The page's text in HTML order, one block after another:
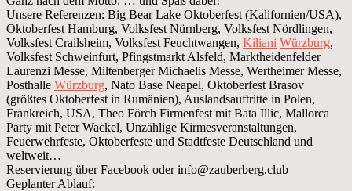
Unsere Referenzen: Big Bear Lake Oktoberfest (Kalifornien/USA),
Oktoberfest Hamburg, Volksfest Nürnberg, Volksfest Nördlingen,
Volksfest Crailsheim, Volksfest Feuchtwangen, Kiliani Würzburg,
Volksfest Schweinfurt, Pfingstmarkt Alsfeld, Marktheidenfelder
Laurenzi Messe, Miltenberger Michaelis Messe, Wertheimer Messe,
Posthalle Würzburg, Nato Base Neapel, Oktoberfest Brasov
(größtes Oktoberfest in Rumänien), Auslandsauftritte in Polen,
Frankreich, USA, Theo Förch Firmenfest mit Bata Illic, Mallorca
Party mit Peter Wackel, Unzählige Kirmesveranstaltungen,
Feuerwehrfeste, Oktoberfeste und Stadtfeste Deutschland und
weltweit…
Reservierung über Facebook oder info@zauberberg.club
Geplanter Ablauf: